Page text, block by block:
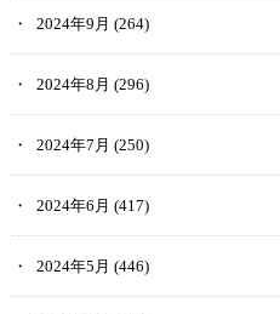
2024年9月 (264)
2024年8月 (296)
2024年7月 (250)
2024年6月 (417)
2024年5月 (446)